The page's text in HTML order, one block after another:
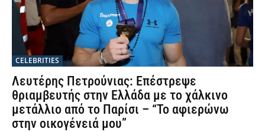
CELEBRITIES
Λευτέρης Πετρούνιας: Επέστρεψε
θριαμβευτής στην Ελλάδα με το χάλκινο
μετάλλιο από το Παρίσι – “Το αφιερώνω
στην οικογένειά μου”